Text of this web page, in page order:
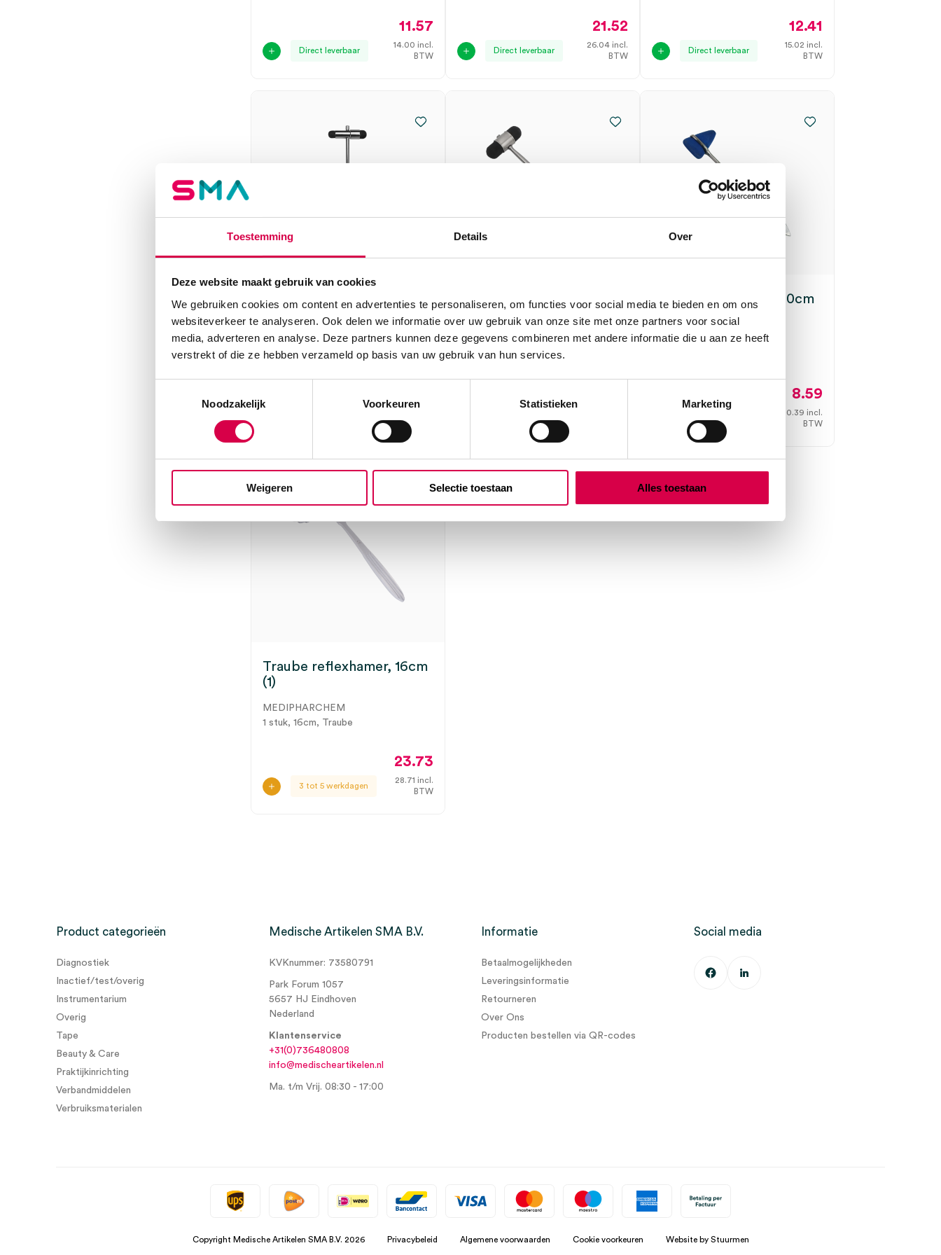
Toestemming Details Over
Deze website maakt gebruik van cookies
We gebruiken cookies om content en advertenties te personaliseren, om functies voor social media te bieden en om ons
websiteverkeer te analyseren. Ook delen we informatie over uw gebruik van onze site met onze partners voor social
media, adverteren en analyse. Deze partners kunnen deze gegevens combineren met andere informatie die u aan ze heeft
verstrekt of die ze hebben verzameld op basis van uw gebruik van hun services.
Noodzakelijk
Voorkeuren Statistieken Marketing
Weigeren Selectie toestaan Alles toestaan
Direct leverbaar
11.57
14.00 incl.
BTW
Direct leverbaar
21.52
26.04 incl.
BTW
Direct leverbaar
12.41
15.02 incl.
BTW
Buck reflexhamer, 18cm (1)
MEDIPHARCHEM
1 stuk, 18cm, Buck
14.99
BTW
Dejerine reflexhamer met
naald, 20cm (1)
MEDIPHARCHEM
1 stuk, 20cm, Dejerine
Taylor reflexhamer, 20cm
(1)
MEDIPHARCHEM
8.59
10.39 incl.
BTW
Traube reflexhamer, 16cm
(1)
MEDIPHARCHEM
1 stuk, 16cm, Traube
3 tot 5 werkdagen
23.73
28.71 incl.
BTW
Product categorieën
Diagnostiek
Inactief/test/overig
Instrumentarium
Overig
Tape
Beauty & Care
Praktijkinrichting
Verbandmiddelen
Verbruiksmaterialen
Medische Artikelen SMA B.V.
KVKnummer: 73580791
Park Forum 1057
5657 HJ Eindhoven
Nederland
Klantenservice
+31(0)736480808
info@medischeartikelen.nl
Ma. t/m Vrij. 08:30 - 17:00
Informatie
Betaalmogelijkheden
Leveringsinformatie
Retourneren
Over Ons
Producten bestellen via QR-codes
Social media
Copyright Medische Artikelen SMA B.V. 2026 Privacybeleid Algemene voorwaarden Cookie voorkeuren Website by Stuurmen